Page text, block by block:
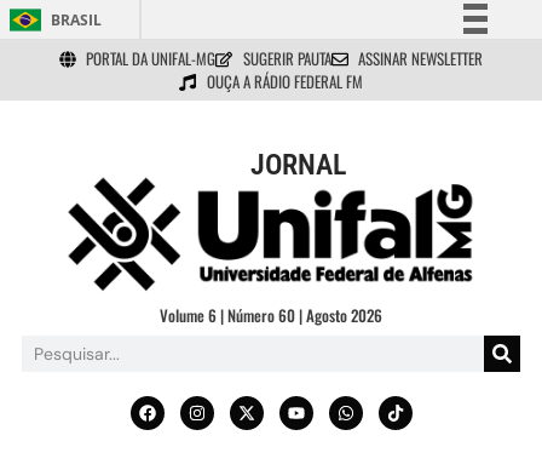
BRASIL
Simplifique!
Comunica BR
Acesso à informação
Legislação
Canais
PORTAL DA UNIFAL-MG SUGERIR PAUTA
ASSINAR NEWSLETTER
OUÇA A RÁDIO FEDERAL FM
JORNAL
Volume 6 | Número 60 | Agosto 2026